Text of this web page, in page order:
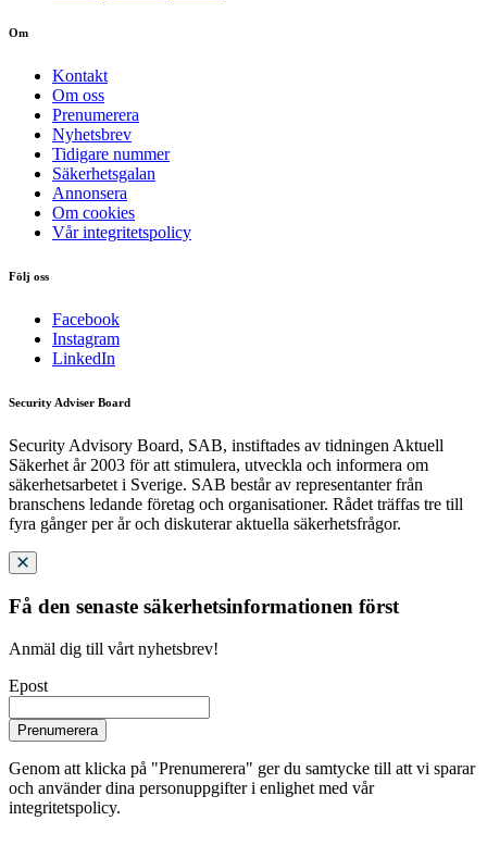
Om
Kontakt
Om oss
Prenumerera
Nyhetsbrev
Tidigare nummer
Säkerhetsgalan
Annonsera
Om cookies
Vår integritetspolicy
Följ oss
Facebook
Instagram
LinkedIn
Security Adviser Board
Security Advisory Board, SAB, instiftades av tidningen Aktuell
Säkerhet år 2003 för att stimulera, utveckla och informera om
säkerhetsarbetet i Sverige. SAB består av representanter från
branschens ledande företag och organisationer. Rådet träffas tre till
fyra gånger per år och diskuterar aktuella säkerhetsfrågor.
Få den senaste säkerhetsinformationen först
Anmäl dig till vårt nyhetsbrev!
Epost
Prenumerera
Genom att klicka på "Prenumerera" ger du samtycke till att vi sparar
och använder dina personuppgifter i enlighet med vår
integritetspolicy.